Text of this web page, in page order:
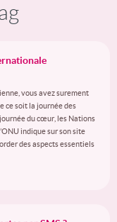
vous avez surement
ce soit la journée des
du cœur, les Nations
indique sur son site
des aspects essentiels